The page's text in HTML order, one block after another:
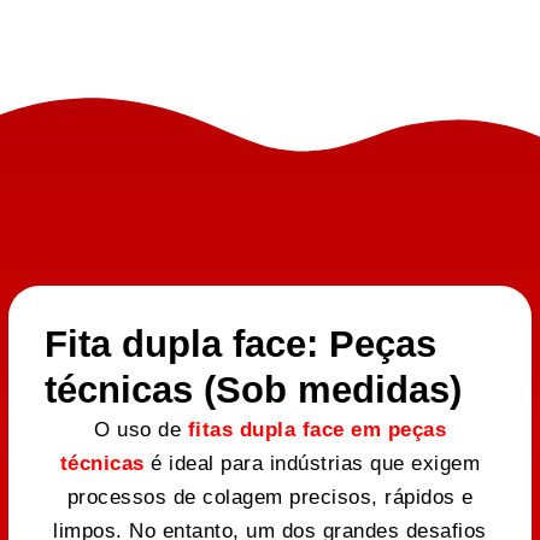
Fita dupla face: Peças
técnicas (Sob medidas)
O uso de fitas dupla face em peças
técnicas é ideal para indústrias que exigem
processos de colagem precisos, rápidos e
limpos. No entanto, um dos grandes desafios